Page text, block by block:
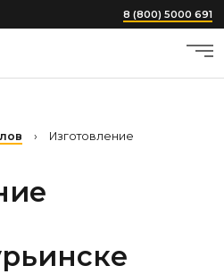
8 (800) 5000 691
›
Изготовление